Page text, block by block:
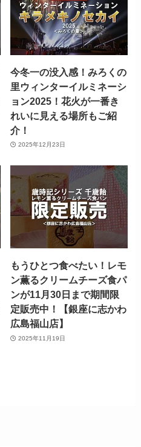
今冬一の没入感！みろくの
里ウィンターイルミネーシ
ョン2025！花火が一番き
れいに見える場所もご紹
介！
2025年12月23日
もうひとつ食べたい！レモ
ン薫るクリームチーズ食パ
ンが11月30日まで期間限
定販売中！【銀座に志かわ
広島福山店】
2025年11月19日